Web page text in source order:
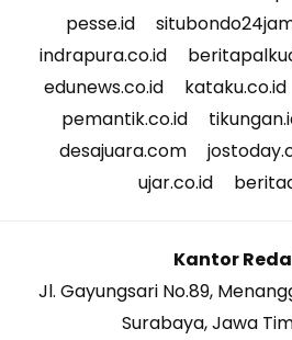
pesse.id
indrapura.co.id
edunews.co.id
kataku.co.id
pemantik.co.id
desajuara.com
ujar.co.id
Kantor
Jl. Gayungsari No.89,
Surabaya, Jawa